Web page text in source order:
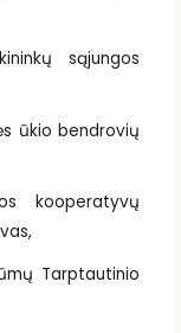
sąjungos
ūkio bendrovių
kooperatyvų
Tarptautinio